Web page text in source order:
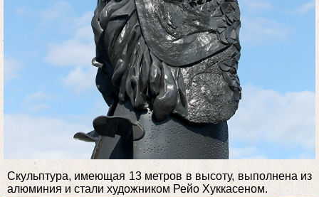
Скульптура, имеющая 13 метров в высоту, выполнена из
алюминия и стали художником Рейо Хуккасеном.